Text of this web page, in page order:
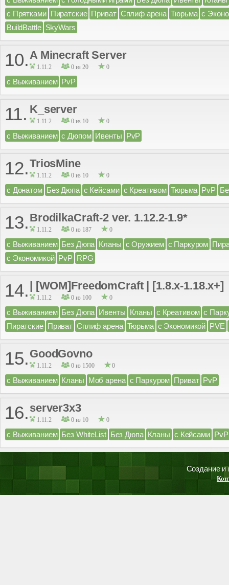
с Прятками Пиратские Приват Сплиф арена Тюрьма с
BuildBattle SkyWars
10.A Minecraft Server
1.11.2 0 из 20 0
с Выживанием PvP
11. K_server
1.11.2 0 из 10 0
с Выживанием с Дюпом Ивенты PvP
12.TriosMine
1.11.2 0 из 10 0
с Донатом Без Дюпа с Кейсами с Креативом Тюрьма PvP
13. BrodilkaCraft-2 ver. 1.12.2-1.9*
1.11.2 0 из 187 0
с Выживанием Без Дюпа Кланы с Оружием с Паркуром
с Экономикой PvP RPG
14. | [WOM]FreedomCraft | [1.8.x-1.18.x+]
1.11.2 0 из 100 0
с Выживанием Без Дюпа Ивенты Кланы с Креативом с
Пиратские Приват Сплиф арена Тюрьма с Экономикой PVE
15. GoodGovno
1.11.2 0 из 1500 0
с Выживанием Кланы Моб арена с Паркуром Приват PvP
16. server3x3
1.11.2 0 из 10 0
с Выживанием Без WhiteList Без Дюпа Кланы с Кейсами PvP
Создание и